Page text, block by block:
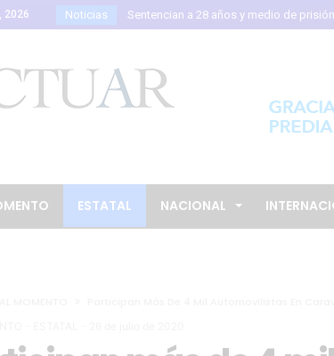
2026 Noticias EU reanuda parcialmente inspecciones
Confirman 33 casos de Diarrea Explosiva
Estados Unidos reconoce colaboración
Parque Metropolitano de León recibe
Ángel Aguirre es trasladado al Altiplano;
Laura Galván gana el oro en los 10 mil
ESTATAL NACIONAL